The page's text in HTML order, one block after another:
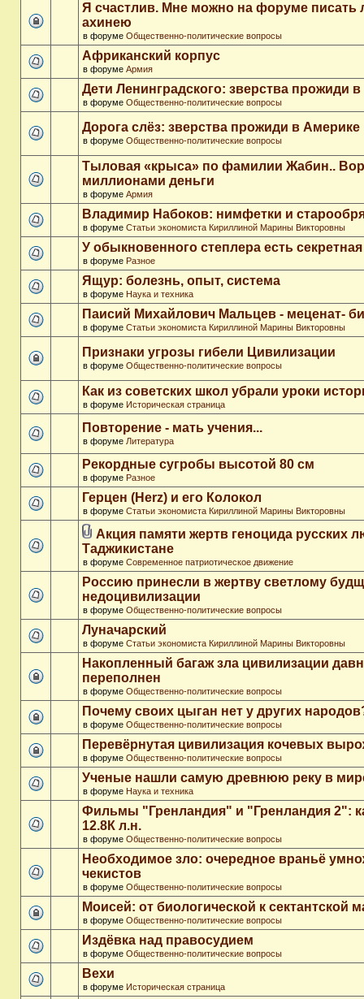
Я счастлив. Мне можно на форуме
ахинею
в форуме Общественно-политические вопросы
Африканский корпус
в форуме Армия
Дети Ленинградского: зверства прожиди
в форуме Общественно-политические вопросы
Дорога слёз: зверства прожиди в Америке
в форуме Общественно-политические вопросы
Тыловая «крыса» по фамилии Жабин..
миллионами деньги
в форуме Армия
Владимир Набоков: нимфетки и
в форуме Статьи экономиста Кириллиной Марины Викторовны
У обыкновенного степлера есть
в форуме Разное
Ящур: болезнь, опыт, система
в форуме Наука и техника
Паисий Михайлович Мальцев - меценат-
в форуме Статьи экономиста Кириллиной Марины Викторовны
Признаки угрозы гибели Цивилизации
в форуме Общественно-политические вопросы
Как из советских школ убрали уроки
в форуме Историческая страница
Повторение - мать учения...
в форуме Литература
Рекордные сугробы высотой 80 см
в форуме Разное
Герцен (Herz) и его Колокол
в форуме Статьи экономиста Кириллиной Марины Викторовны
Акция памяти жертв геноцида русских
Таджикистане
в форуме Современное патриотическое движение
Россию принесли в жертву светлому
недоцивилизации
в форуме Общественно-политические вопросы
Луначарский
в форуме Статьи экономиста Кириллиной Марины Викторовны
Накопленный багаж зла цивилизации
переполнен
в форуме Общественно-политические вопросы
Почему своих цыган нет у других
в форуме Общественно-политические вопросы
Перевёрнутая цивилизация кочевых
в форуме Общественно-политические вопросы
Ученые нашли самую древнюю реку в
в форуме Наука и техника
Фильмы "Гренландия" и "Гренландия 2":
12.8К л.н.
в форуме Общественно-политические вопросы
Необходимое зло: очередное враньё
чекистов
в форуме Общественно-политические вопросы
Моисей: от биологической к сектантской
в форуме Общественно-политические вопросы
Издёвка над правосудием
в форуме Общественно-политические вопросы
Вехи
в форуме Историческая страница